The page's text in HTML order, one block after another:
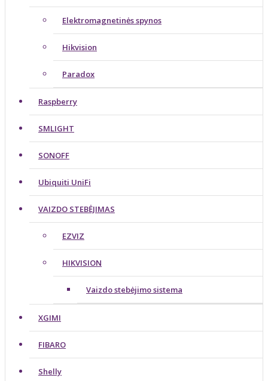
Elektromagnetinės spynos
Hikvision
Paradox
Raspberry
SMLIGHT
SONOFF
Ubiquiti UniFi
VAIZDO STEBĖJIMAS
EZVIZ
HIKVISION
Vaizdo stebėjimo sistema
XGIMI
FIBARO
Shelly